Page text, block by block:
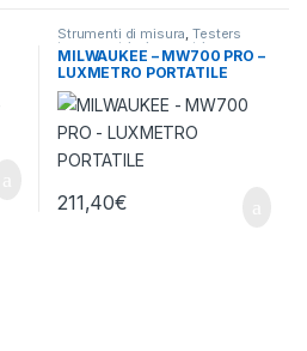
Strumenti di misura,Testers
termometri e igrometri
MILWAUKEE – MW700 PRO –
LUXMETRO PORTATILE
211,40€